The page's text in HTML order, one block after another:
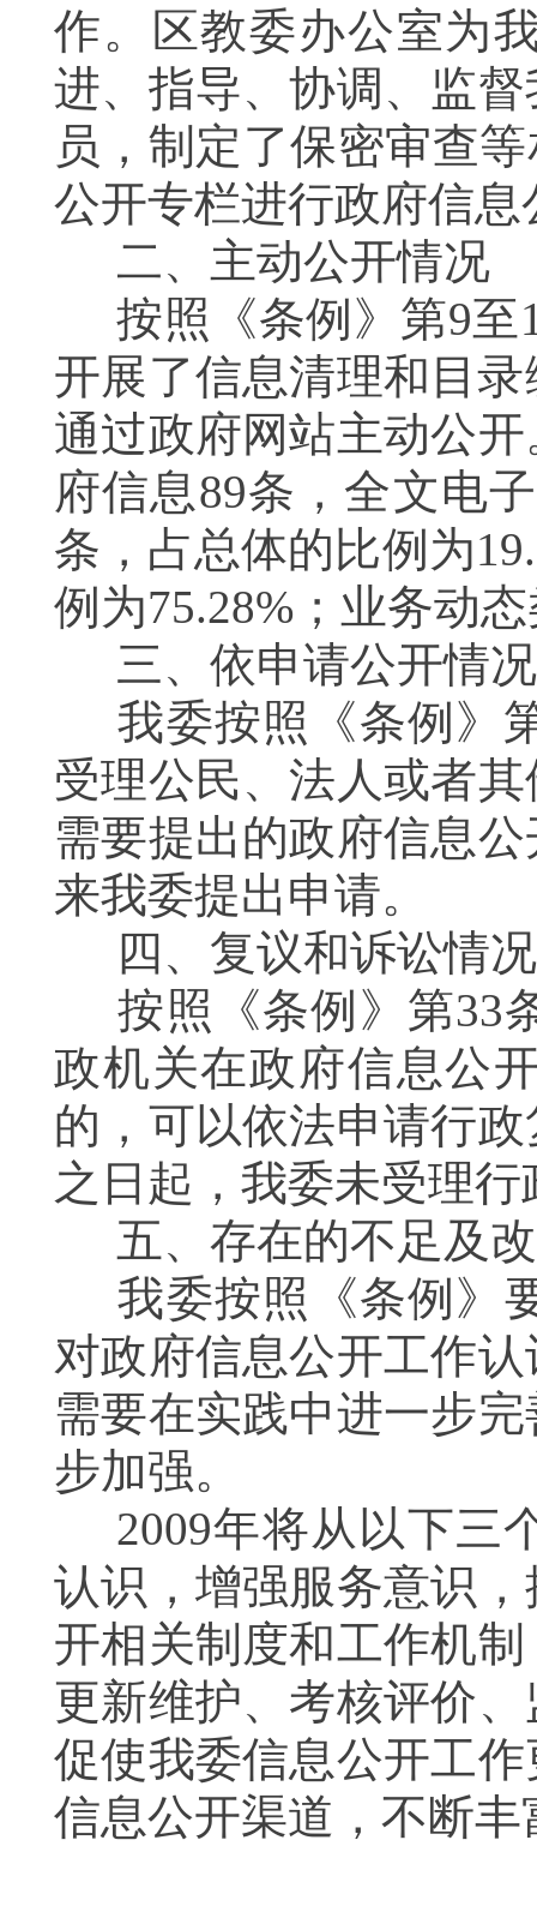
作。区教委办公室为
进、指导、协调、监
员，制定了保密审查
公开专栏进行政府信
二、主动公开情况
按照《条例》第9至
开展了信息清理和目
通过政府网站主动公
府信息89条，全文电
条，占总体的比例为
例为75.28%；业务动
三、依申请公开情况
我委按照《条例》
受理公民、法人或者
需要提出的政府信息
来我委提出申请。
四、复议和诉讼情况
按照《条例》第33
政机关在政府信息公
的，可以依法申请行
之日起，我委未受理
五、存在的不足及
我委按照《条例》
对政府信息公开工作
需要在实践中进一步
步加强。
2009年将从以下三
认识，增强服务意识
开相关制度和工作机
更新维护、考核评价
促使我委信息公开工
信息公开渠道，不断